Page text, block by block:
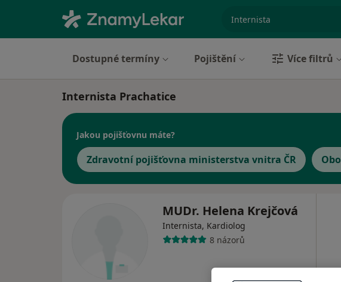
Dostupné termíny Pojištění Více filtrů
Internista Prachatice
Jakou pojišťovnu máte?
Zdravotní pojišťovna ministerstva vnitra ČR
MUDr. Helena Krejčová
Internista, Kardiolog
8 názorů